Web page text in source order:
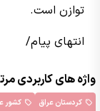
توازن است.
انتهای پیام/
واژه های کاربردی
کردستان عراق کشور